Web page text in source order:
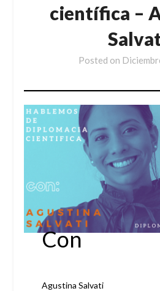
científica –
Posted on
Con
Agustina Salvati